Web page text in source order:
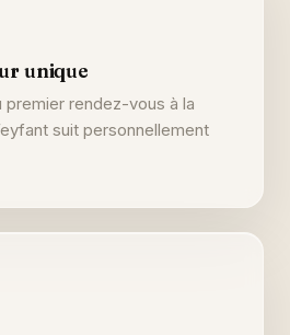
unique
premier rendez-vous à la
suit personnellement